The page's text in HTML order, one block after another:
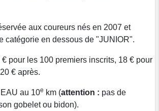
aux coureurs nés en 2007 et
catégorie en dessous de "JUNIOR".
€ pour les 100 premiers inscrits, 18 € pour
€ après.
au 10e km (attention : pas de
gobelet ou bidon).